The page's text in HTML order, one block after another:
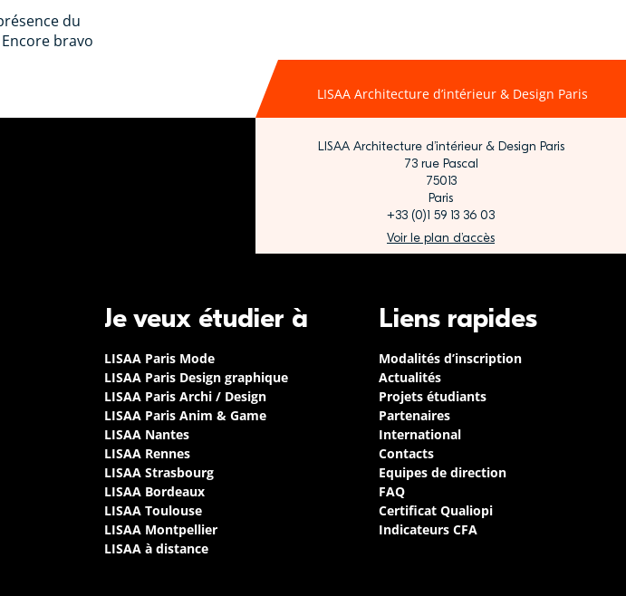
du
bravo
LISAA Architecture d’intérieur & Design Paris
LISAA Architecture d’intérieur & Design Paris
73 rue Pascal
75013
Paris
+33 (0)1 59 13 36 03
Voir le plan d’accès
Je veux étudier à
LISAA Paris Mode
LISAA Paris Design graphique
LISAA Paris Archi / Design
LISAA Paris Anim & Game
LISAA Nantes
LISAA Rennes
LISAA Strasbourg
LISAA Bordeaux
LISAA Toulouse
LISAA Montpellier
LISAA à distance
Liens rapides
Modalités d’inscription
Actualités
Projets étudiants
Partenaires
International
Contacts
Equipes de direction
FAQ
Certificat Qualiopi
Indicateurs CFA